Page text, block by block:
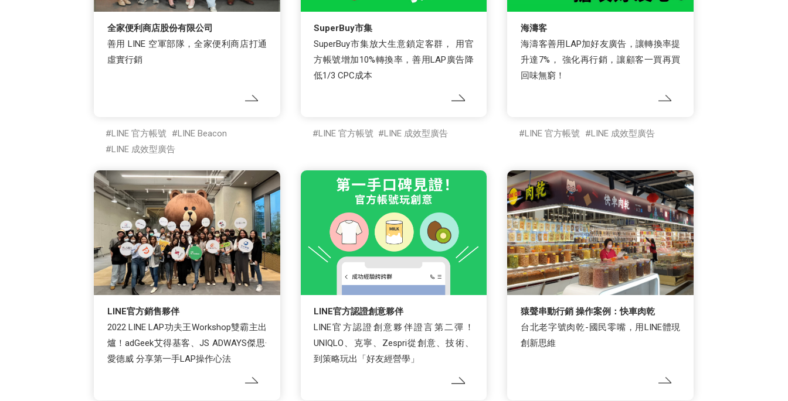
全家便利商店股份有限公司
善用 LINE 空軍部隊，全家便利商店打通
虛實行銷
LINE 官方帳號
LINE Beacon
LINE 成效型廣告
SuperBuy市集
SuperBuy市集放大生意鎖定客群， 用官
方帳號增加10%轉換率，善用LAP廣告降
低1/3 CPC成本
LINE 官方帳號 LINE 成效型廣告
海濤客
海濤客善用LAP加好友廣告，讓轉換率提
升達7%， 強化再行銷，讓顧客一買再買
回味無窮！
LINE 官方帳號 LINE 成效型廣告
LINE官方銷售夥伴
2022 LINE LAP功夫王Workshop雙霸主出
爐！adGeek艾得基客、JS ADWAYS傑思·
愛德威 分享第一手LAP操作心法
LINE官方認證創意夥伴
LINE官方認證創意夥伴證言第二彈！
UNIQLO、克寧、Zespri從創意、技術、
到策略玩出「好友經營學」
猿聲串動行銷 操作案例：快車肉乾
台北老字號肉乾-國民零嘴，用LINE體現
創新思維